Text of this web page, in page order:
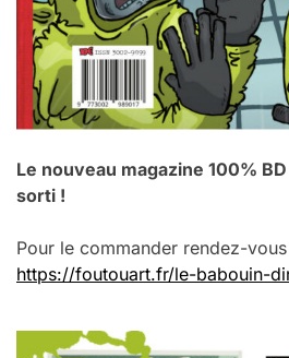
Le nouveau magazine 100%
sorti !
Pour le commander rendez-
https://foutouart.fr/le-babouin-